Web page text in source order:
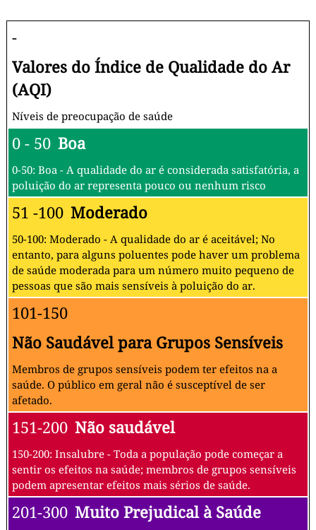
-
Valores do Índice de Qualidade do Ar
(AQI)
Níveis de preocupação de saúde
0 - 50 Boa
0-50: Boa - A qualidade do ar é considerada satisfatória, a
poluição do ar representa pouco ou nenhum risco
51 -100 Moderado
50-100: Moderado - A qualidade do ar é aceitável; No
entanto, para alguns poluentes pode haver um problema
de saúde moderada para um número muito pequeno de
pessoas que são mais sensíveis à poluição do ar.
101-150
Não Saudável para Grupos Sensíveis
Membros de grupos sensíveis podem ter efeitos na a
saúde. O público em geral não é susceptível de ser
afetado.
151-200 Não saudável
150-200: Insalubre - Toda a população pode começar a
sentir os efeitos na saúde; membros de grupos sensíveis
podem apresentar efeitos mais sérios de saúde.
201-300 Muito Prejudical à Saúde